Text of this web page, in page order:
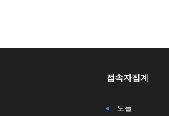
접속자집계
오늘